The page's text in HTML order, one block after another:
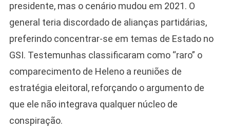
presidente, mas o cenário mudou em 2021. O
general teria discordado de alianças partidárias,
preferindo concentrar-se em temas de Estado no
GSI. Testemunhas classificaram como “raro” o
comparecimento de Heleno a reuniões de
estratégia eleitoral, reforçando o argumento de
que ele não integrava qualquer núcleo de
conspiração.